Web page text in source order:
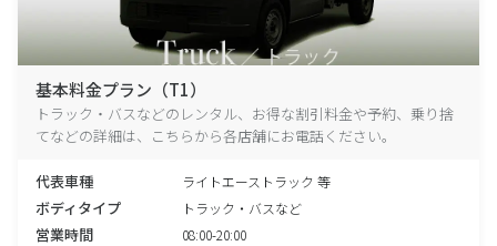
基本料金プラン（T1）
トラック・バスなどのレンタル、お得な割引料金や予約、乗り捨
てなどの詳細は、こちらから各店舗にお電話ください。
代表車種 ライトエーストラック 等
ボディタイプ トラック・バスなど
営業時間 08:00-20:00